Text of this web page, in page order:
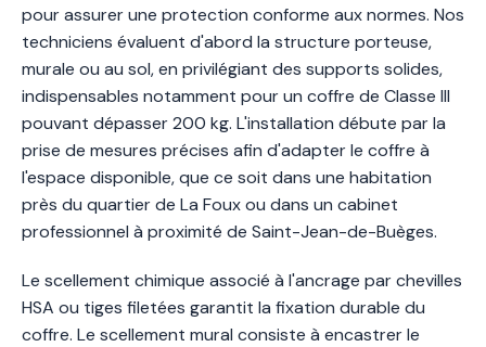
pour assurer une protection conforme aux normes. Nos
techniciens évaluent d'abord la structure porteuse,
murale ou au sol, en privilégiant des supports solides,
indispensables notamment pour un coffre de Classe III
pouvant dépasser 200 kg. L'installation débute par la
prise de mesures précises afin d'adapter le coffre à
l'espace disponible, que ce soit dans une habitation
près du quartier de La Foux ou dans un cabinet
professionnel à proximité de Saint-Jean-de-Buèges.
Le scellement chimique associé à l'ancrage par chevilles
HSA ou tiges filetées garantit la fixation durable du
coffre. Le scellement mural consiste à encastrer le